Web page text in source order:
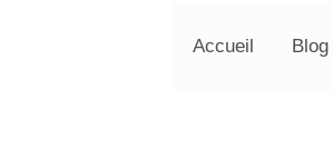
Accueil Blog